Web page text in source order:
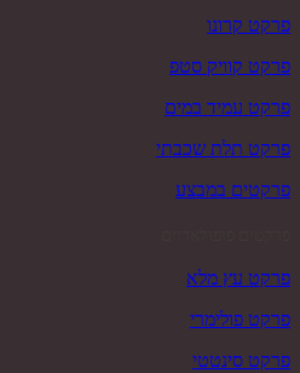
פרקט קרונו
פרקט קוויק סטפ
פרקט עמיד במים
פרקט תלת שכבתי
פרקטים במבצע
פרקט עץ מלא
פרקט פולימרי
פרקט סינטטי